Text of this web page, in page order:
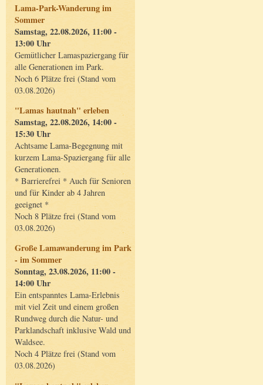
Lama-Park-Wanderung im
Sommer
Samstag, 22.08.2026, 11:00 -
13:00 Uhr
Gemütlicher Lamaspaziergang für
alle Generationen im Park.
Noch 6 Plätze frei (Stand vom
03.08.2026)
"Lamas hautnah" erleben
Samstag, 22.08.2026, 14:00 -
15:30 Uhr
Achtsame Lama-Begegnung mit
kurzem Lama-Spaziergang für alle
Generationen.
* Barrierefrei * Auch für Senioren
und für Kinder ab 4 Jahren
geeignet *
Noch 8 Plätze frei (Stand vom
03.08.2026)
Große Lamawanderung im Park
- im Sommer
Sonntag, 23.08.2026, 11:00 -
14:00 Uhr
Ein entspanntes Lama-Erlebnis
mit viel Zeit und einem großen
Rundweg durch die Natur- und
Parklandschaft inklusive Wald und
Waldsee.
Noch 4 Plätze frei (Stand vom
03.08.2026)